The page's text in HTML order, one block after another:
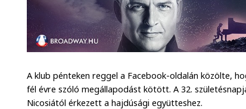
A klub pénteken reggel a Facebook-oldalán közölte,
fél évre szóló megállapodást kötött. A 32.
Nicosiától érkezett a hajdúsági együtteshez.